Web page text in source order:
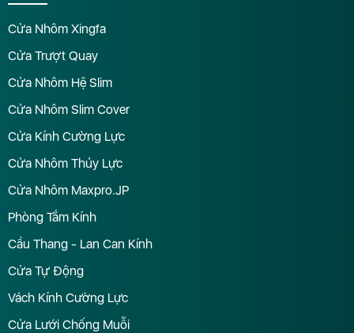
Cửa Nhôm Xingfa
Cửa Trượt Quay
Cửa Nhôm Hệ Slim
Cửa Nhôm Slim Cover
Cửa Kính Cường Lực
Cửa Nhôm Thủy Lực
Cửa Nhôm Maxpro.JP
Phòng Tắm Kính
Cầu Thang - Lan Can Kính
Cửa Tự Động
Vách Kính Cường Lực
Cửa Lưới Chống Muỗi